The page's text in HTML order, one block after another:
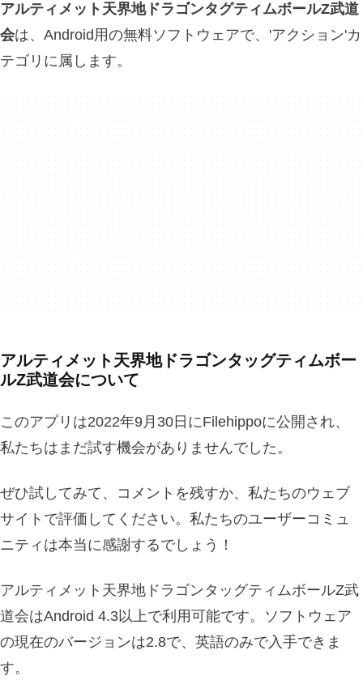
アルティメット天界地ドラゴンタグティムボールZ武道
会は、Android用の無料ソフトウェアで、'アクション'カ
テゴリに属します。
アルティメット天界地ドラゴンタッグティムボー
ルZ武道会について
このアプリは2022年9月30日にFilehippoに公開され、
私たちはまだ試す機会がありませんでした。
ぜひ試してみて、コメントを残すか、私たちのウェブ
サイトで評価してください。私たちのユーザーコミュ
ニティは本当に感謝するでしょう！
アルティメット天界地ドラゴンタッグティムボールZ武
道会はAndroid 4.3以上で利用可能です。ソフトウェア
の現在のバージョンは2.8で、英語のみで入手できま
す。